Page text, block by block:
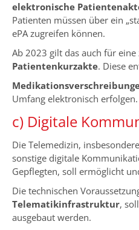
elektronische
Patienten müssen über ein
ePA zugreifen können.
Ab 2023 gilt das auch für eine
Patientenkurzakte. Diese
Umfang elektronisch erfolgen.
c) Digitale
Die Telemedizin, insbesondere
sonstige digitale
Gepflegten, soll ermöglicht
Die technischen
Telematikinfrastruktur,
ausgebaut werden.